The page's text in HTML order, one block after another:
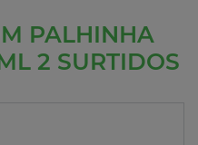
PALHINHA
2 SURTIDOS